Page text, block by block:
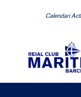
Calendari